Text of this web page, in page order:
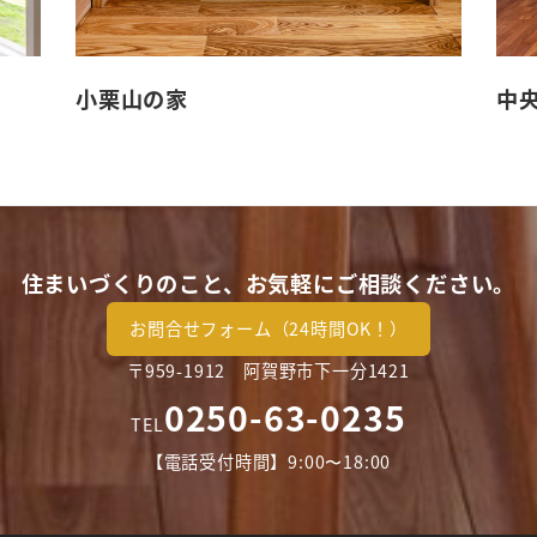
小栗山の家 中
住まいづくりのこと、お気軽にご相談ください。
お問合せフォーム（24時間OK！）
〒959-1912 阿賀野市下一分1421
TEL0250-63-0235
【電話受付時間】9:00〜18:00